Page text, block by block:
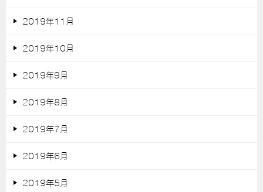
2019年11月
2019年10月
2019年9月
2019年8月
2019年7月
2019年6月
2019年5月